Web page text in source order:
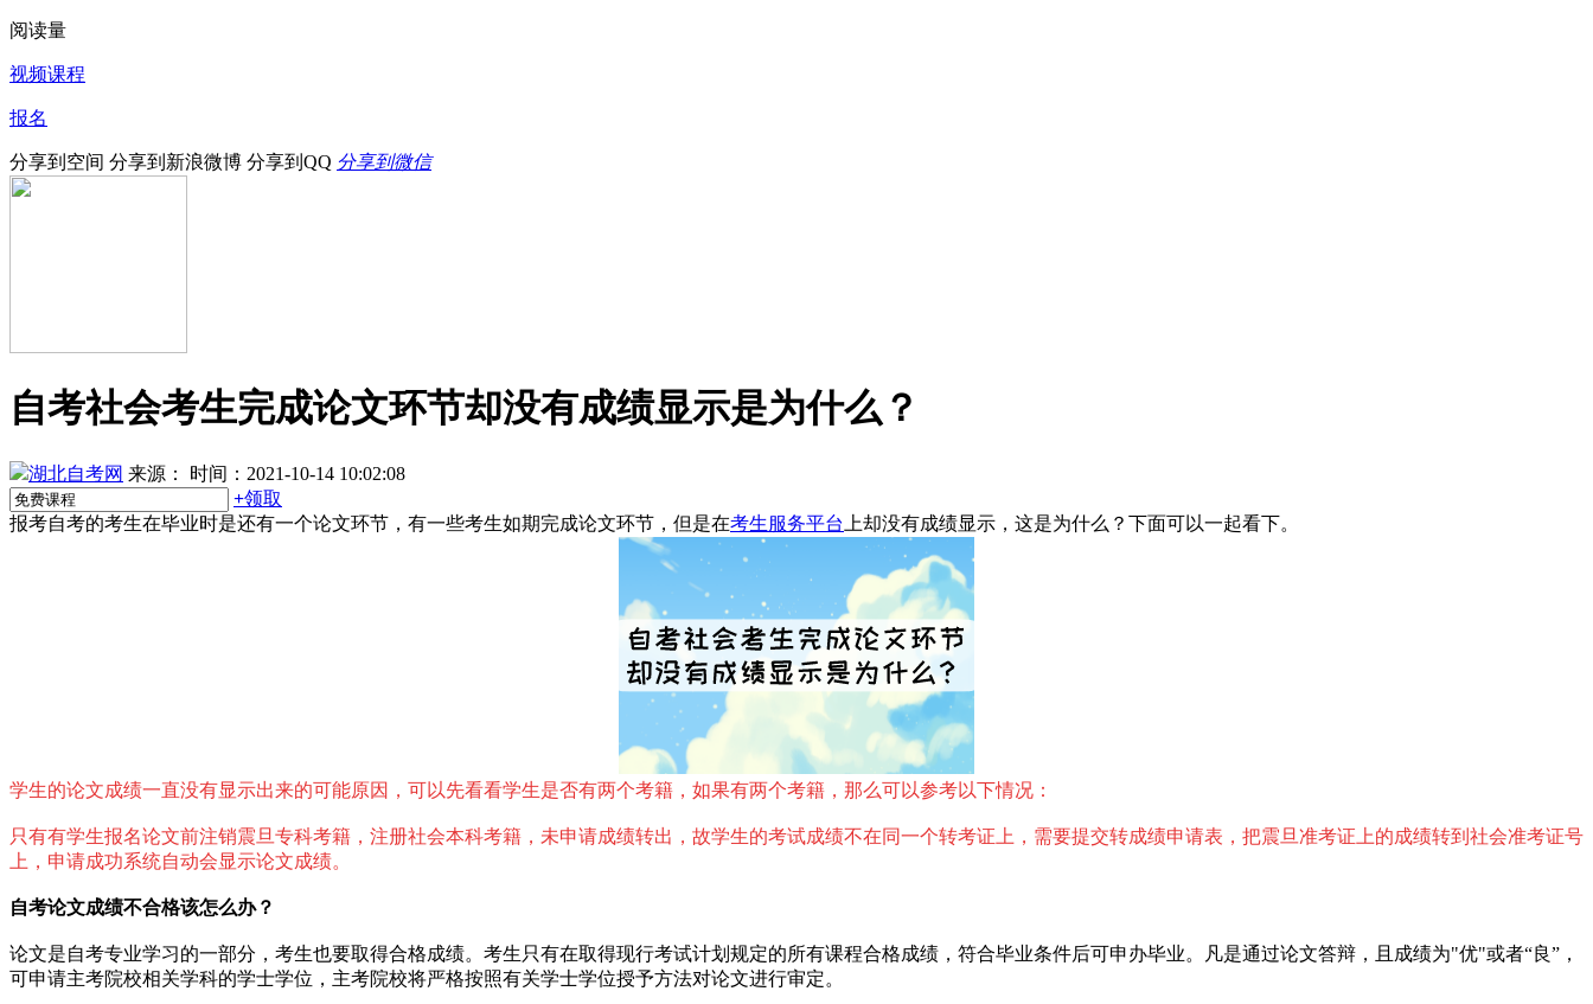
阅读量
视频课程
报名
分享到空间 分享到新浪微博 分享到QQ 分享到微信
自考社会考生完成论文环节却没有成绩显示是为什么？
湖北自考网 来源：
时间：2021-10-14 10:02:08
+领取
报考自考的考生在毕业时是还有一个论文环节，有一些考生如期完成论文环节，但是在考生服务平台 上却没有成绩显示，这是为什么？下面可以一起看下。
学生的论文成绩一直没有显示出来的可能原因，可以先看看学生是否有两个考籍，如果有两个考籍，那么可以参考以下情况：
只有有学生报名论文前注销震旦专科考籍，注册社会本科考籍，未申请成绩转出，故学生的考试成绩不在同一个转考证上，需要提交转成绩申请表，把震旦准考证上的成绩转到社会准考证号
上，申请成功系统自动会显示论文成绩。
自考论文成绩不合格该怎么办？
论文是自考专业学习的一部分，考生也要取得合格成绩。考生只有在取得现行考试计划规定的所有课程合格成绩，符合毕业条件后可申办毕业。凡是通过论文答辩，且成绩为"优"或者“良”，
可申请主考院校相关学科的学士学位，主考院校将严格按照有关学士学位授予方法对论文进行审定。